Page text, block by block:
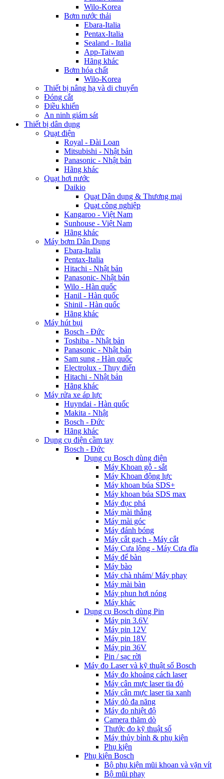
Wilo-Korea
Bơm nước thải
Ebara-Italia
Pentax-Italia
Sealand - Italia
App-Taiwan
Hãng khác
Bơm hóa chất
Wilo-Korea
Thiết bị nâng hạ và di chuyển
Đóng cắt
Điều khiển
An ninh giám sát
Thiết bị dân dụng
Quạt điện
Royal - Đài Loan
Mitsubishi - Nhật bản
Panasonic - Nhật bản
Hãng khác
Quạt hơi nước
Daikio
Quạt Dân dụng & Thương mại
Quạt công nghiệp
Kangaroo - Việt Nam
Sunhouse - Việt Nam
Hãng khác
Máy bơm Dân Dụng
Ebara-Italia
Pentax-Italia
Hitachi - Nhật bản
Panasonic- Nhật bản
Wilo - Hàn quốc
Hanil - Hàn quốc
Shinil - Hàn quốc
Hãng khác
Máy hút bụi
Bosch - Đức
Toshiba - Nhật bản
Panasonic - Nhật bản
Sam sung - Hàn quốc
Electrolux - Thụy điển
Hitachi - Nhật bản
Hãng khác
Máy rửa xe áp lực
Huyndai - Hàn quốc
Makita - Nhật
Bosch - Đức
Hãng khác
Dụng cụ điện cầm tay
Bosch - Đức
Dụng cụ Bosch dùng điện
Máy Khoan gỗ - sắt
Máy Khoan động lực
Máy khoan búa SDS+
Máy khoan búa SDS max
Máy đục phá
Máy mài thẳng
Máy mài góc
Máy đánh bóng
Máy cắt gạch - Máy cắt
Máy Cưa lộng - Máy Cưa đĩa
Máy để bàn
Máy bào
Máy chà nhám/ Máy phay
Máy mài bàn
Máy phun hơi nóng
Máy khác
Dụng cụ Bosch dùng Pin
Máy pin 3.6V
Máy pin 12V
Máy pin 18V
Máy pin 36V
Pin / sạc rời
Máy đo Laser và kỹ thuật số Bosch
Máy đo khoảng cách laser
Máy cân mực laser tia đỏ
Máy cân mực laser tia xanh
Máy dò đa năng
Máy đo nhiệt độ
Camera thăm dò
Thước đo kỹ thuật số
Máy thủy bình & phụ kiện
Phụ kịện
Phụ kiện Bosch
Bộ phụ kiện mũi khoan và vặn vít
Bộ mũi phay